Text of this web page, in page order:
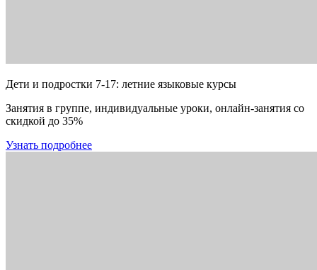
Дети и подростки 7-17: летние языковые курсы
Занятия в группе, индивидуальные уроки, онлайн-занятия со
скидкой до 35%
Узнать подробнее